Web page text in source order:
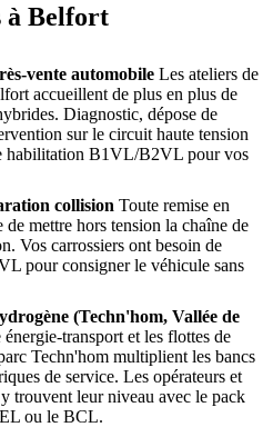
à Belfort
vente automobile Les ateliers de
accueillent de plus en plus de
Diagnostic, dépose de
sur le circuit haute tension
habilitation B1VL/B2VL pour vos
collision Toute remise en
mettre hors tension la chaîne de
Vos carrossiers ont besoin de
pour consigner le véhicule sans
(Techn'hom, Vallée de
transport et les flottes de
Techn'hom multiplient les bancs
de service. Les opérateurs et
trouvent leur niveau avec le pack
ou le BCL.